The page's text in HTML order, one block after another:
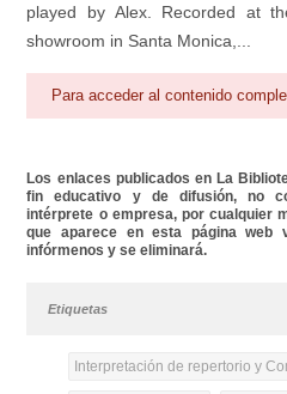
played by Alex. Recorded at
showroom in Santa Monica,...
Para acceder al contenido
Los enlaces publicados en La
fin educativo y de difusión, no
intérprete o empresa, por cualquier
que aparece en esta página web
infórmenos y se eliminará.
Etiquetas
Interpretación de repertorio y